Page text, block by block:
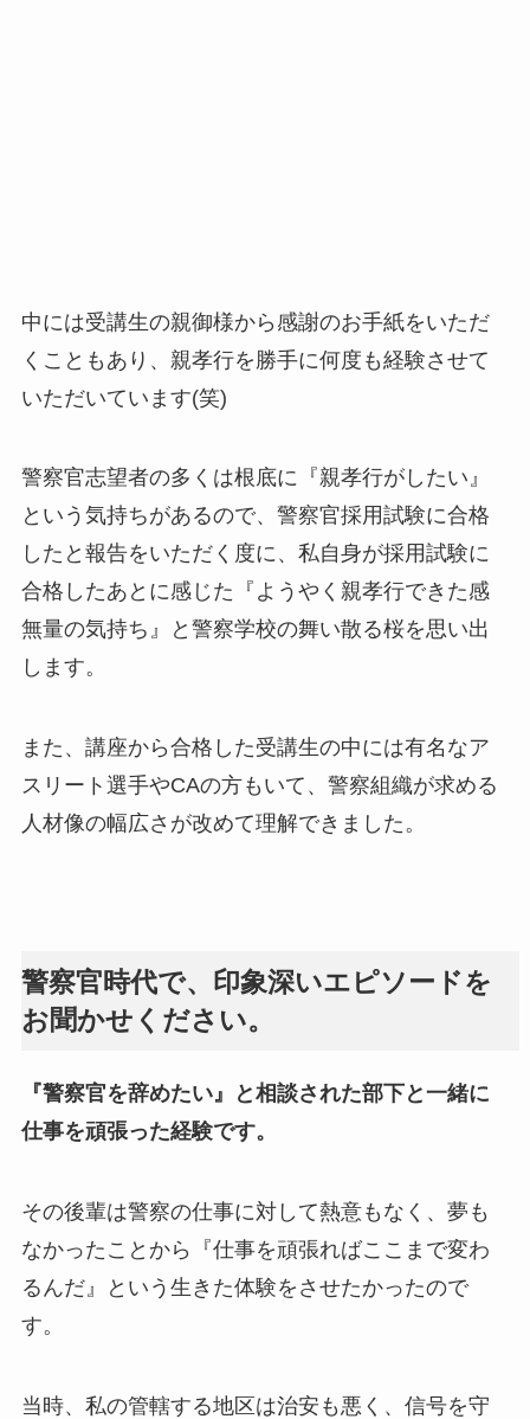
中には受講生の親御様から感謝のお手紙をいただ
くこともあり、親孝行を勝手に何度も経験させて
いただいています(笑)
警察官志望者の多くは根底に『親孝行がしたい』
という気持ちがあるので、警察官採用試験に合格
したと報告をいただく度に、私自身が採用試験に
合格したあとに感じた『ようやく親孝行できた感
無量の気持ち』と警察学校の舞い散る桜を思い出
します。
また、講座から合格した受講生の中には有名なア
スリート選手やCAの方もいて、警察組織が求める
人材像の幅広さが改めて理解できました。
警察官時代で、印象深いエピソードを
お聞かせください。
『警察官を辞めたい』と相談された部下と一緒に
仕事を頑張った経験です。
その後輩は警察の仕事に対して熱意もなく、夢も
なかったことから『仕事を頑張ればここまで変わ
るんだ』という生きた体験をさせたかったので
す。
当時、私の管轄する地区は治安も悪く、信号を守